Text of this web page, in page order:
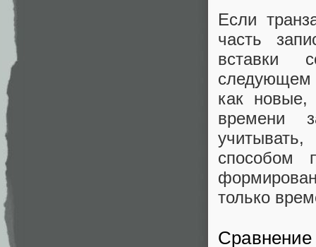
Если
часть
вставки
следующем
как
времени
способом
только